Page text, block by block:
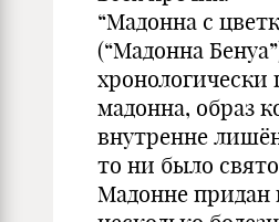
“Мадонна с
(“Мадонна
хронологически
мадонна, образ
внутренне
то ни было
Мадонне придан